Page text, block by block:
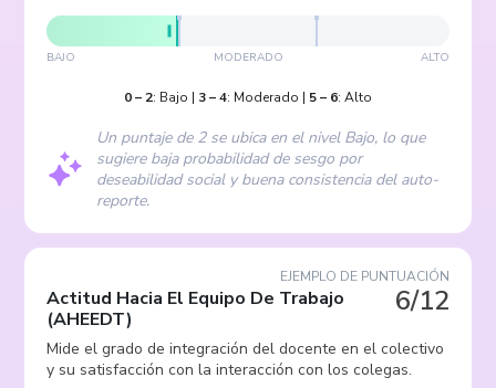
BAJO MODERADO ALTO
0– 2: Bajo | 3–4: Moderado | 5– 6: Alto
Un puntaje de 2 se ubica en el nivel Bajo, lo que
sugiere baja probabilidad de sesgo por
deseabilidad social y buena consistencia del auto-
reporte.
EJEMPLO DE PUNTUACIÓN
6/12
Actitud Hacia El Equipo De Trabajo
(AHEEDT)
Mide el grado de integración del docente en el colectivo
y su satisfacción con la interacción con los colegas.